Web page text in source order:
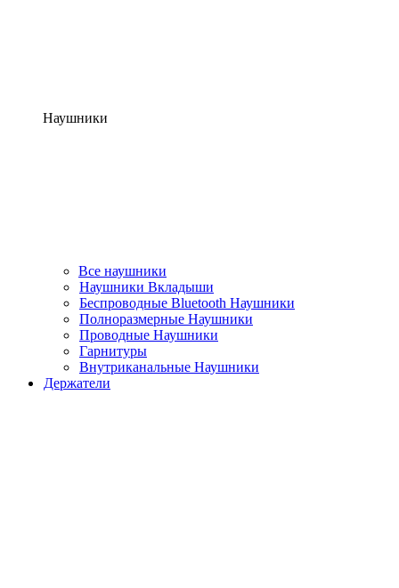
Наушники
Все наушники
Наушники Вкладыши
Беспроводные Bluetooth Наушники
Полноразмерные Наушники
Проводные Наушники
Гарнитуры
Внутриканальные Наушники
Держатели